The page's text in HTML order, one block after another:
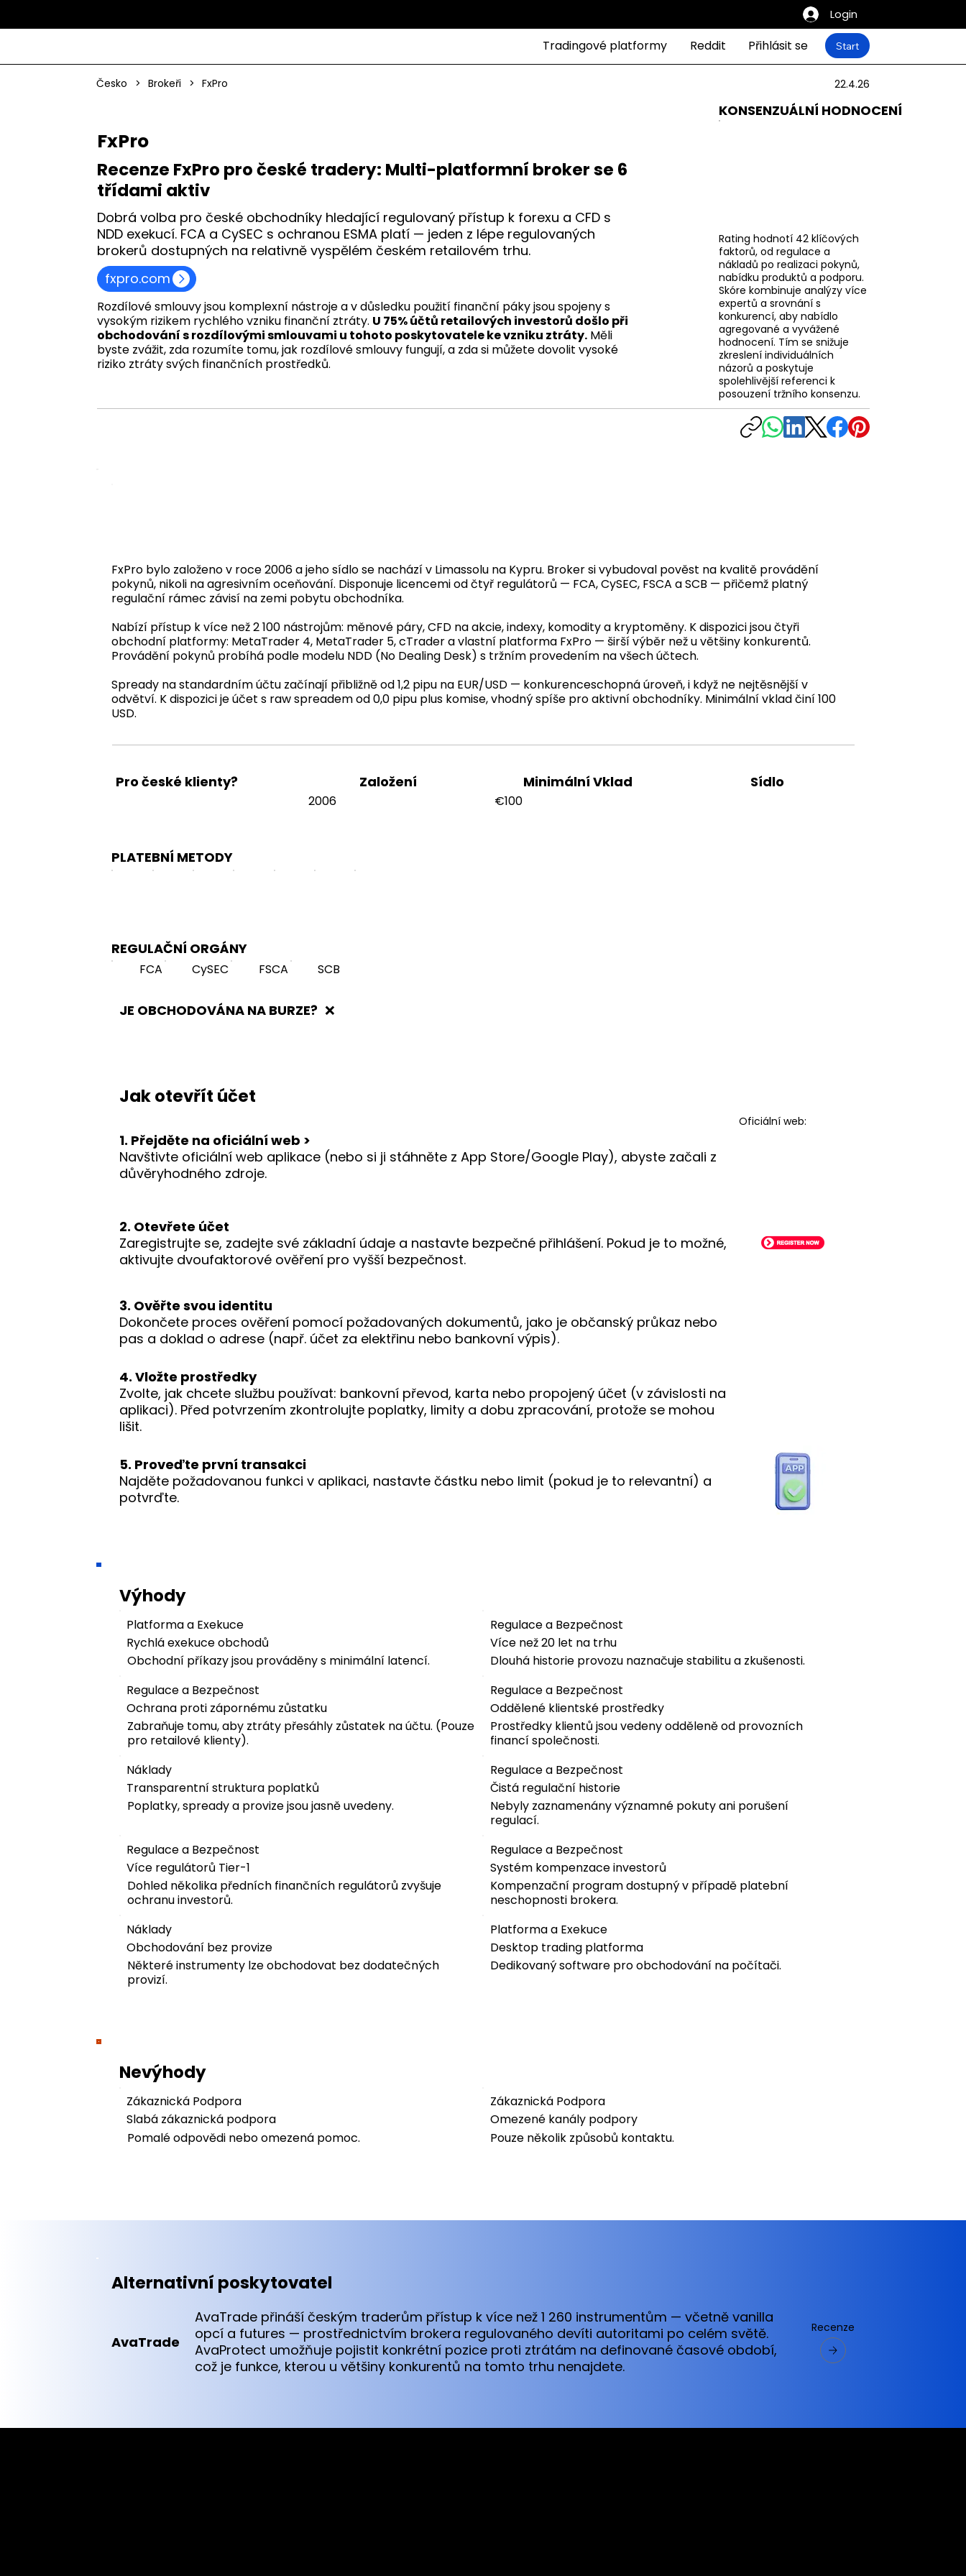
Login
Tradingové platformy Reddit Přihlásit se Start
Česko > Brokeři > FxPro 22.4.26
FxPro
Recenze FxPro pro české tradery: Multi-platformní broker se 6
třídami aktiv
Dobrá volba pro české obchodníky hledající regulovaný přístup k forexu a CFD s
NDD exekucí. FCA a CySEC s ochranou ESMA platí — jeden z lépe regulovaných
brokerů dostupných na relativně vyspělém českém retailovém trhu.
fxpro.com
Rozdílové smlouvy jsou komplexní nástroje a v důsledku použití finanční páky jsou spojeny s
vysokým rizikem rychlého vzniku finanční ztráty. U 75% účtů retailových investorů došlo při
obchodování s rozdílovými smlouvami u tohoto poskytovatele ke vzniku ztráty.Měli
byste zvážit, zda rozumíte tomu, jak rozdílové smlouvy fungují, a zda si můžete dovolit vysoké
riziko ztráty svých finančních prostředků.
KONSENZUÁLNÍ HODNOCENÍ
Rating hodnotí 42 klíčových
faktorů, od regulace a
nákladů po realizaci pokynů,
nabídku produktů a podporu.
Skóre kombinuje analýzy více
expertů a srovnání s
konkurencí, aby nabídlo
agregované a vyvážené
hodnocení. Tím se snižuje
zkreslení individuálních
názorů a poskytuje
spolehlivější referenci k
posouzení tržního konsenzu.
FxPro bylo založeno v roce 2006 a jeho sídlo se nachází v Limassolu na Kypru. Broker si vybudoval pověst na kvalitě provádění
pokynů, nikoli na agresivním oceňování. Disponuje licencemi od čtyř regulátorů — FCA, CySEC, FSCA a SCB — přičemž platný
regulační rámec závisí na zemi pobytu obchodníka.
Nabízí přístup k více než 2 100 nástrojům: měnové páry, CFD na akcie, indexy, komodity a kryptoměny. K dispozici jsou čtyři
obchodní platformy: MetaTrader 4, MetaTrader 5, cTrader a vlastní platforma FxPro — širší výběr než u většiny konkurentů.
Provádění pokynů probíhá podle modelu NDD (No Dealing Desk) s tržním provedením na všech účtech.
Spready na standardním účtu začínají přibližně od 1,2 pipu na EUR/USD — konkurenceschopná úroveň, i když ne nejtěsnější v
odvětví. K dispozici je účet s raw spreadem od 0,0 pipu plus komise, vhodný spíše pro aktivní obchodníky. Minimální vklad činí 100
USD.
Pro české klienty? Založení
2006
Minimální Vklad
€100
Sídlo
PLATEBNÍ METODY
REGULAČNÍ ORGÁNY
FCA CySEC FSCA SCB
JE OBCHODOVÁNA NA BURZE? ❌
Jak otevřít účet
1. Přejděte na oficiální web >
Navštivte oficiální web aplikace (nebo si ji stáhněte z App Store/Google Play), abyste začali z
důvěryhodného zdroje.
2. Otevřete účet
Zaregistrujte se, zadejte své základní údaje a nastavte bezpečné přihlášení. Pokud je to možné,
aktivujte dvoufaktorové ověření pro vyšší bezpečnost.
3. Ověřte svou identitu
Dokončete proces ověření pomocí požadovaných dokumentů, jako je občanský průkaz nebo
pas a doklad o adrese (např. účet za elektřinu nebo bankovní výpis).
4. Vložte prostředky
Zvolte, jak chcete službu používat: bankovní převod, karta nebo propojený účet (v závislosti na
aplikaci). Před potvrzením zkontrolujte poplatky, limity a dobu zpracování, protože se mohou
lišit.
5. Proveďte první transakci
Najděte požadovanou funkci v aplikaci, nastavte částku nebo limit (pokud je to relevantní) a
potvrďte.
Oficiální web:
Výhody
Platforma a Exekuce
Rychlá exekuce obchodů
Obchodní příkazy jsou prováděny s minimální latencí.
Regulace a Bezpečnost
Více než 20 let na trhu
Dlouhá historie provozu naznačuje stabilitu a zkušenosti.
Regulace a Bezpečnost
Ochrana proti zápornému zůstatku
Zabraňuje tomu, aby ztráty přesáhly zůstatek na účtu. (Pouze
pro retailové klienty).
Regulace a Bezpečnost
Oddělené klientské prostředky
Prostředky klientů jsou vedeny odděleně od provozních
financí společnosti.
Náklady
Transparentní struktura poplatků
Poplatky, spready a provize jsou jasně uvedeny.
Regulace a Bezpečnost
Čistá regulační historie
Nebyly zaznamenány významné pokuty ani porušení
regulací.
Regulace a Bezpečnost
Více regulátorů Tier-1
Dohled několika předních finančních regulátorů zvyšuje
ochranu investorů.
Regulace a Bezpečnost
Systém kompenzace investorů
Kompenzační program dostupný v případě platební
neschopnosti brokera.
Náklady
Obchodování bez provize
Některé instrumenty lze obchodovat bez dodatečných
provizí.
Platforma a Exekuce
Desktop trading platforma
Dedikovaný software pro obchodování na počítači.
Nevýhody
Zákaznická Podpora
Slabá zákaznická podpora
Pomalé odpovědi nebo omezená pomoc.
Zákaznická Podpora
Omezené kanály podpory
Pouze několik způsobů kontaktu.
Alternativní poskytovatel
AvaTrade
AvaTrade přináší českým traderům přístup k více než 1 260 instrumentům — včetně vanilla
opcí a futures — prostřednictvím brokera regulovaného devíti autoritami po celém světě.
AvaProtect umožňuje pojistit konkrétní pozice proti ztrátám na definované časové období,
což je funkce, kterou u většiny konkurentů na tomto trhu nenajdete.
Recenze